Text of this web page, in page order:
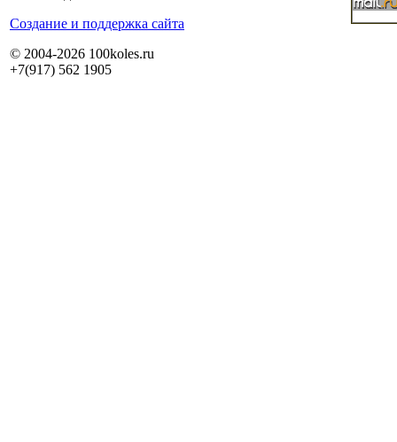
Cоздание и поддержка сайта
© 2004-2026 100koles.ru
+7(917) 562 1905